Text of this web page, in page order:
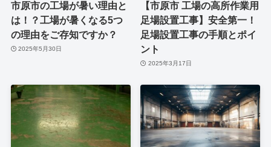
市原市の工場が暑い理由と
は！？工場が暑くなる5つ
の理由をご存知ですか？
2025年5月30日
【市原市 工場の高所作業用
足場設置工事】安全第一！
足場設置工事の手順とポイ
ント
2025年3月17日